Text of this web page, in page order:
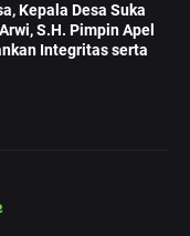
Kepala Desa Suka
S.H. Pimpin Apel
Integritas serta